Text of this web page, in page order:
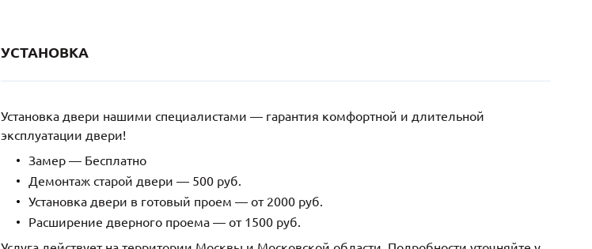
УСТАНОВКА
Установка двери нашими специалистами — гарантия комфортной и длительной
эксплуатации двери!
Замер — Бесплатно
Демонтаж старой двери — 500 руб.
Установка двери в готовый проем — от 2000 руб.
Расширение дверного проема — от 1500 руб.